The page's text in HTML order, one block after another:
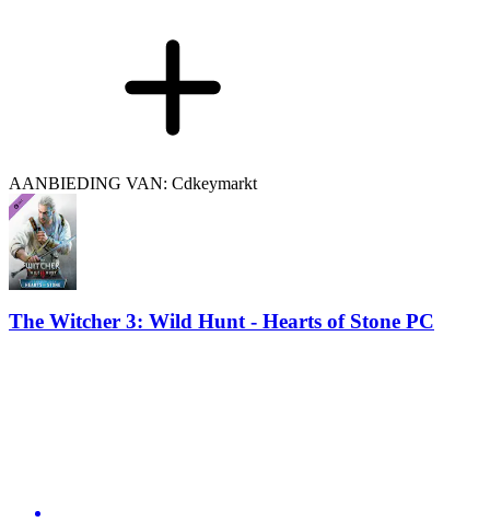
AANBIEDING VAN: Cdkeymarkt
The Witcher 3: Wild Hunt - Hearts of Stone PC